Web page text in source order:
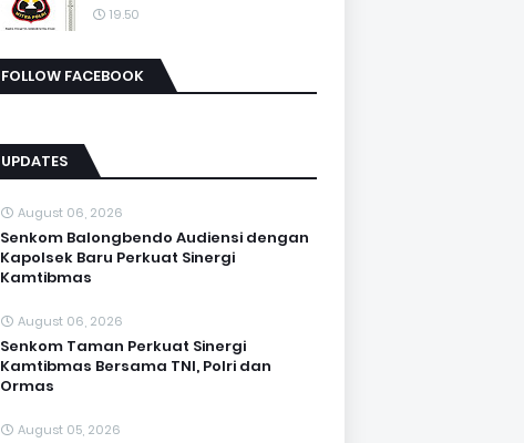
19.50
FOLLOW FACEBOOK
UPDATES
August 06, 2026
Senkom Balongbendo Audiensi dengan
Kapolsek Baru Perkuat Sinergi
Kamtibmas
August 06, 2026
Senkom Taman Perkuat Sinergi
Kamtibmas Bersama TNI, Polri dan
Ormas
August 05, 2026